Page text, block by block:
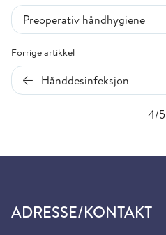
Forrige artikkel
Hånddesinfeksjon
4/5
Preoperativ håndhygiene
ADRESSE/KONTAKT